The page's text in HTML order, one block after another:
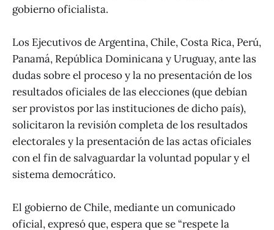
gobierno oficialista.
Los Ejecutivos de Argentina, Chile, Costa Rica, Perú,
Panamá, República Dominicana y Uruguay, ante las
dudas sobre el proceso y la no presentación de los
resultados oficiales de las elecciones (que debían
ser provistos por las instituciones de dicho país),
solicitaron la revisión completa de los resultados
electorales y la presentación de las actas oficiales
con el fin de salvaguardar la voluntad popular y el
sistema democrático.
El gobierno de Chile, mediante un comunicado
oficial, expresó que, espera que se “respete la